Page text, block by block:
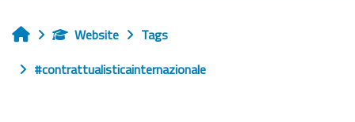
Startseite
Website
Tags
#contrattualisticainternazionale